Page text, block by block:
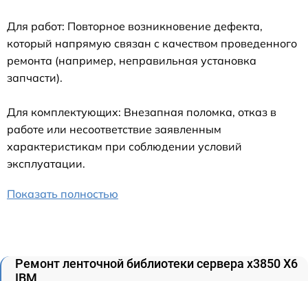
Для работ: Повторное возникновение дефекта,
который напрямую связан с качеством проведенного
ремонта (например, неправильная установка
запчасти).
Для комплектующих: Внезапная поломка, отказ в
работе или несоответствие заявленным
характеристикам при соблюдении условий
эксплуатации.
Показать полностью
Ремонт ленточной библиотеки сервера x3850 X6
IBM